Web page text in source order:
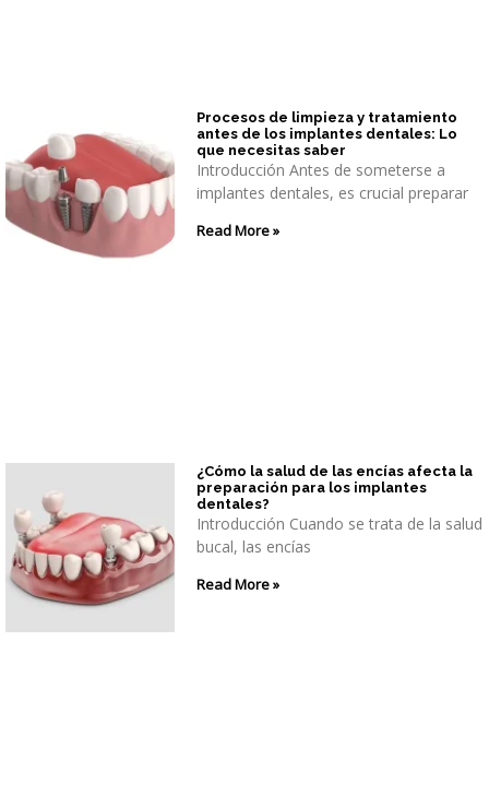
Procesos de limpieza y tratamiento
antes de los implantes dentales: Lo
que necesitas saber
Introducción Antes de someterse a
implantes dentales, es crucial preparar
Read More »
¿Cómo la salud de las encías afecta la
preparación para los implantes
dentales?
Introducción Cuando se trata de la salud
bucal, las encías
Read More »